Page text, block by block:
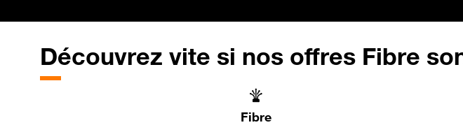
Découvrez vite si nos offres Fibre
Fibre